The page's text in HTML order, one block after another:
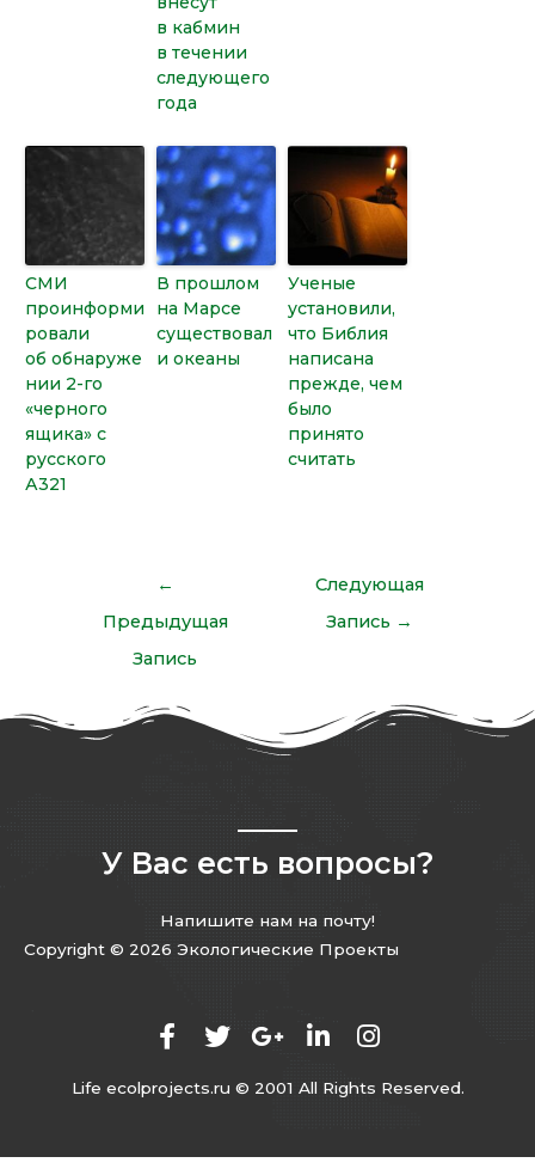
в кабмин
в течении
следующего
года
СМИ
проинформи
ровали
об обнаруже
нии 2-го
«черного
ящика» с
русского
А321
В прошлом
на Марсе
существовал
и океаны
Ученые
установили,
что Библия
написана
прежде, чем
было
принято
считать
←
Предыдущая
Запись
Следующая
Запись →
У Вас есть вопросы?
Напишите нам на почту!
Copyright © 2026 Экологические Проекты
Life ecolprojects.ru © 2001 All Rights Reserved.